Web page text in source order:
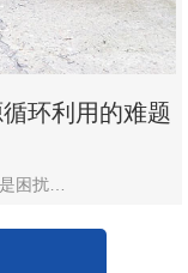
环利用的难题
困扰…